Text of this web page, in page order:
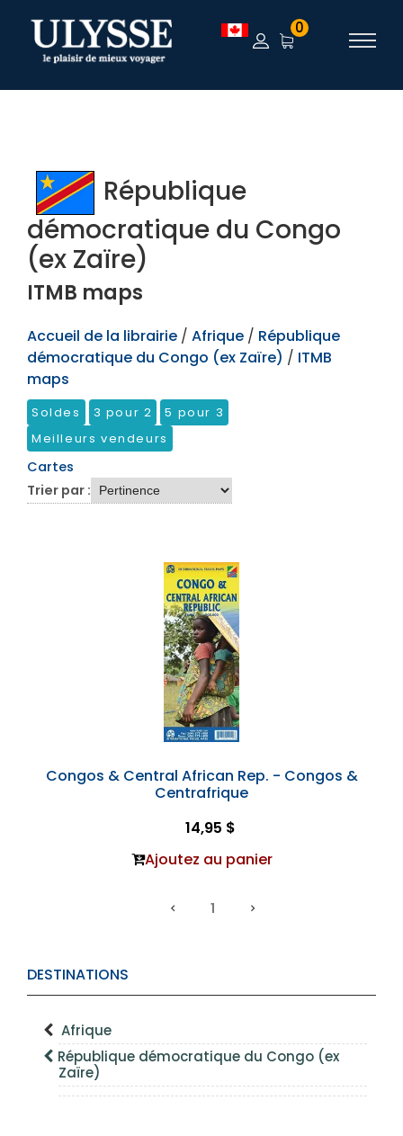
TEST 0
DESTINATIONS
Afrique
République démocratique du Congo (ex
Zaïre)
République
démocratique du Congo
(ex Zaïre)
ITMB maps
Accueil de la librairie / Afrique / République
démocratique du Congo (ex Zaïre) / ITMB
maps
Soldes 3 pour 2
5 pour 3
Meilleurs vendeurs
Cartes
Trier par :
Congos & Central African Rep. - Congos &
Centrafrique
14,95 $
Ajoutez au panier
1